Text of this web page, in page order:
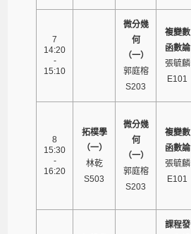
7
14:20
-
15:10
微分幾
何
（一）
郭庭榕
S203
複變數
函數論
張毓麟
E101
8
15:30
-
16:20
拓樸學
（一）
林乾
S503
微分幾
何
（一）
郭庭榕
S203
複變數
函數論
張毓麟
E101
課程發